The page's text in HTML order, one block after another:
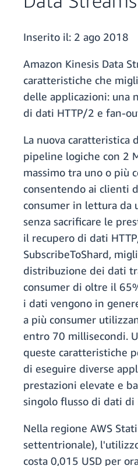
Inserito il: 2 ago 2018
Amazon Kinesis Data
caratteristiche che
delle applicazioni: una
di dati HTTP/2 e fan-
La nuova caratteristica
pipeline logiche con 2
massimo tra uno o più
consentendo ai clienti
consumer in lettura da
senza sacrificare le
il recupero di dati
SubscribeToShard,
distribuzione dei dati
consumer di oltre il
i dati vengono in
a più consumer
entro 70 millisecondi.
queste caratteristiche
di eseguire diverse
prestazioni elevate e
singolo flusso di dati di
Nella regione AWS
settentrionale),
costa 0,015 USD per